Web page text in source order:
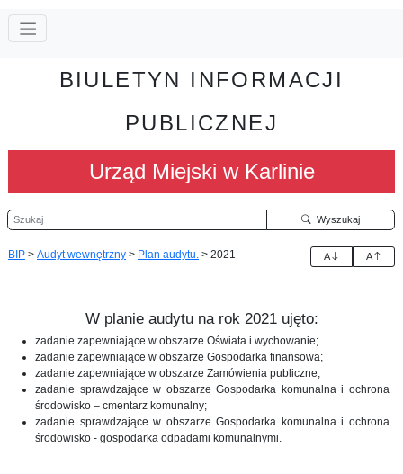
BIULETYN INFORMACJI
PUBLICZNEJ
Urząd Miejski w Karlinie
Szukaj Wyszukaj
BIP > Audyt wewnętrzny > Plan audytu. > 2021 A A
W planie audytu na rok 2021 ujęto:
zadanie zapewniające w obszarze Oświata i wychowanie;
zadanie zapewniające w obszarze Gospodarka finansowa;
zadanie zapewniające w obszarze Zamówienia publiczne;
zadanie sprawdzające w obszarze Gospodarka komunalna i ochrona
środowisko – cmentarz komunalny;
zadanie sprawdzające w obszarze Gospodarka komunalna i ochrona
środowisko - gospodarka odpadami komunalnymi.